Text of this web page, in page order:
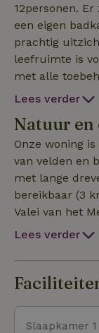
12personen.
een eigen
prachtig
leefruimte is
met alle
appartement
Deze ruimte
heerlijk
uitleven in het
voetballen op
in overvloed !
Lees verder
Natuur
Onze woning
van velden en
met lange
bereikbaar (3
Valei van het
vlakbij. Ideale
Lees verder
Slaapkamer 1